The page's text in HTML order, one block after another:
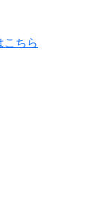
こちら